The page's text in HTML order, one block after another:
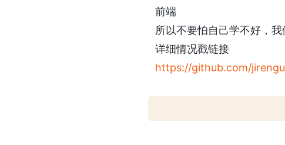
前端
所以不要怕自己学不好，
详细情况戳链接
https://github.com/